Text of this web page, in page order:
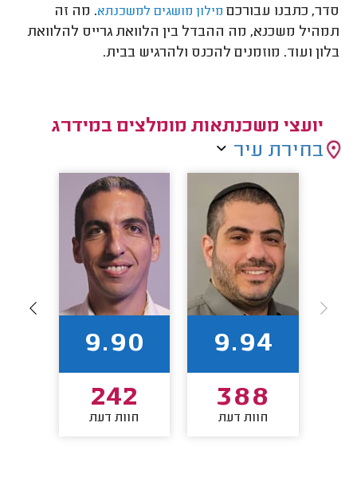
סדר, כתבנו עבורכם מילון מושגים למשכנתא. מה זה
תמהיל משכנא, מה ההבדל בין הלוואת גרייס להלוואת
בלון ועוד. מוזמנים להכנס ולהרגיש בבית.
יועצי משכנתאות מומלצים במידרג
בחירת עיר
9.94
388
חוות דעת
9.90
242
חוות דעת